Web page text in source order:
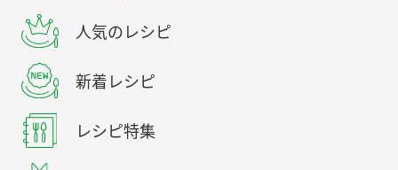
人気のレシピ
新着レシピ
レシピ特集